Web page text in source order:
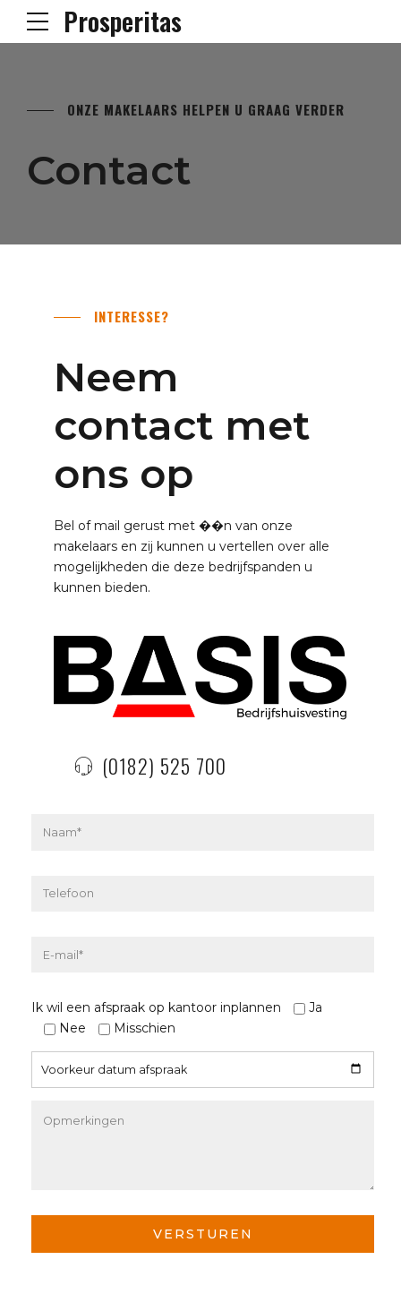
Prosperitas
ONZE MAKELAARS HELPEN U GRAAG VERDER
Contact
INTERESSE?
Neem
contact met
ons op
Bel of mail gerust met ��n van onze
makelaars en zij kunnen u vertellen over alle
mogelijkheden die deze bedrijfspanden u
kunnen bieden.
(0182) 525 700
Ik wil een afspraak op kantoor inplannen
Ja
Nee
Misschien